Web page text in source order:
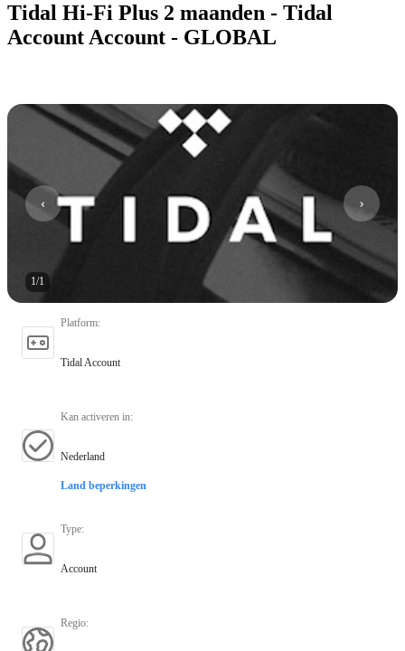
Tidal Hi-Fi Plus 2 maanden - Tidal
Account Account - GLOBAL
1/1
Platform:
Tidal Account
Kan activeren in:
Nederland
Land beperkingen
Type:
Account
Regio: